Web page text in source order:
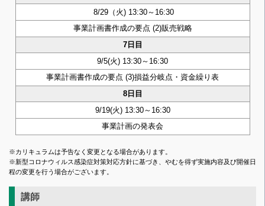
8/29（火) 13:30～16:30
事業計画書作成の要点 (2)販売戦略
7日目
9/5(火) 13:30～16:30
事業計画書作成の要点 (3)損益分岐点・資金繰り表
8日目
9/19(火) 13:30～16:30
事業計画の発表会
※カリキュラムは予告なく変更となる場合があります。
※新型コロナウィルス感染症対策対応方針に基づき、やむを得ず実施内容及び開催日
程の変更を行う場合がございます。
講師